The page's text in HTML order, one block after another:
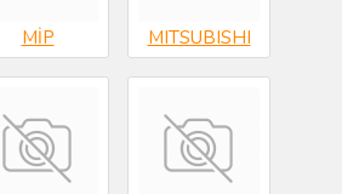
MİP MITSUBISHI